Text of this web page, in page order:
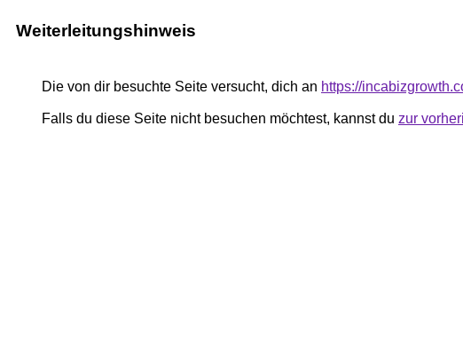
Weiterleitungshinweis
Die von dir besuchte Seite versucht, dich an https://
Falls du diese Seite nicht besuchen möchtest, kannst du zur